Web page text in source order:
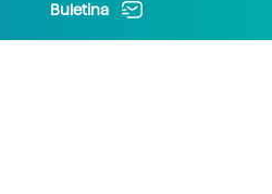
Buletina